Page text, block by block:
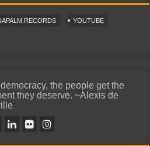
RECORDS YOUTUBE
the people get the
they deserve. ~Alexis de